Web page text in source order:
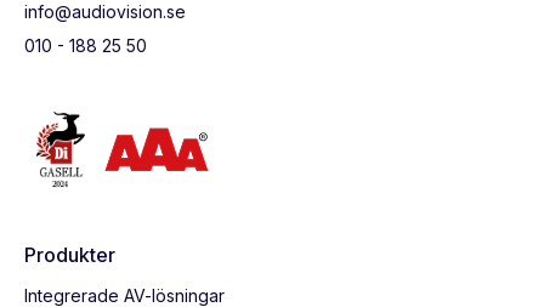
info@audiovision.se
010 - 188 25 50
Produkter
Integrerade AV-lösningar